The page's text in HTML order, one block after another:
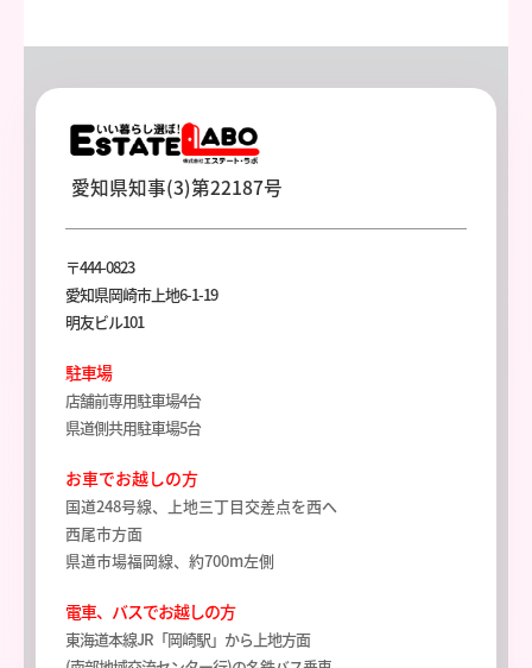
愛知県知事(3)第22187号
〒444-0823
愛知県岡崎市上地6-1-19
明友ビル101
駐車場
店舗前専用駐車場4台
県道側共用駐車場5台
お車でお越しの方
国道248号線、上地三丁目交差点を西へ
西尾市方面
県道市場福岡線、約700m左側
電車、バスでお越しの方
東海道本線JR「岡崎駅」から上地方面